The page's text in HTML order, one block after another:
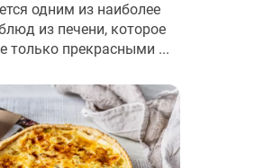
одним из наиболее
из печени, которое
только прекрасными ...